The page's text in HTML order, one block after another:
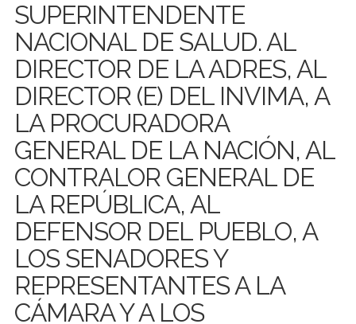
SUPERINTENDENTE
NACIONAL DE SALUD. AL
DIRECTOR DE LA ADRES, AL
DIRECTOR (E) DEL INVIMA, A
LA PROCURADORA
GENERAL DE LA NACIÓN, AL
CONTRALOR GENERAL DE
LA REPÚBLICA, AL
DEFENSOR DEL PUEBLO, A
LOS SENADORES Y
REPRESENTANTES A LA
CÁMARA Y A LOS